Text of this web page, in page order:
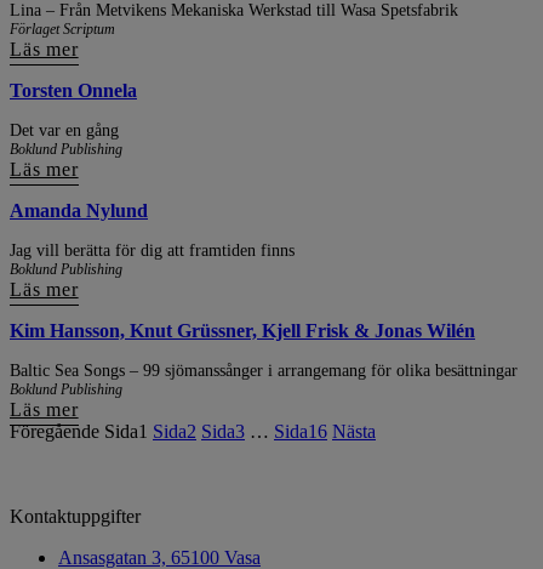
Lina – Från Metvikens Mekaniska Werkstad till Wasa Spetsfabrik
Förlaget Scriptum
Läs mer
Torsten Onnela
Det var en gång
Boklund Publishing
Läs mer
Amanda Nylund
Jag vill berätta för dig att framtiden finns
Boklund Publishing
Läs mer
Kim Hansson, Knut Grüssner, Kjell Frisk & Jonas Wilén
Baltic Sea Songs – 99 sjömanssånger i arrangemang för olika besättningar
Boklund Publishing
Läs mer
Föregående Sida1 Sida2 Sida3 … Sida16 Nästa
Kontaktuppgifter
Ansasgatan 3, 65100 Vasa